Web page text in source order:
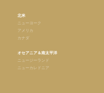
北米
ニューヨーク
アメリカ
カナダ
オセアニア＆南太平洋
ニュージーランド
ニューカレドニア